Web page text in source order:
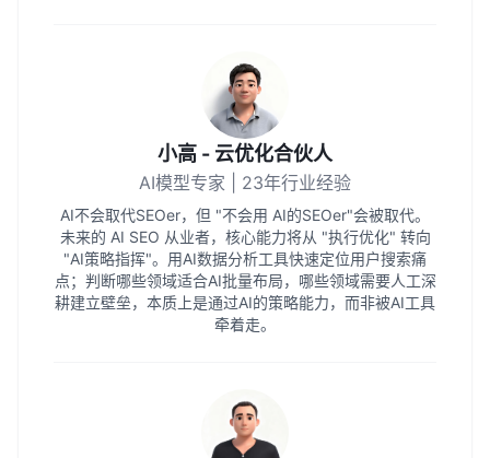
小高 - 云优化合伙人
AI模型专家 | 23年行业经验
AI不会取代SEOer，但 "不会用 AI的SEOer"会被取代。
未来的 AI SEO 从业者，核心能力将从 "执行优化" 转向
"AI策略指挥"。用AI数据分析工具快速定位用户搜索痛
点；判断哪些领域适合AI批量布局，哪些领域需要人工深
耕建立壁垒，本质上是通过AI的策略能力，而非被AI工具
牵着走。